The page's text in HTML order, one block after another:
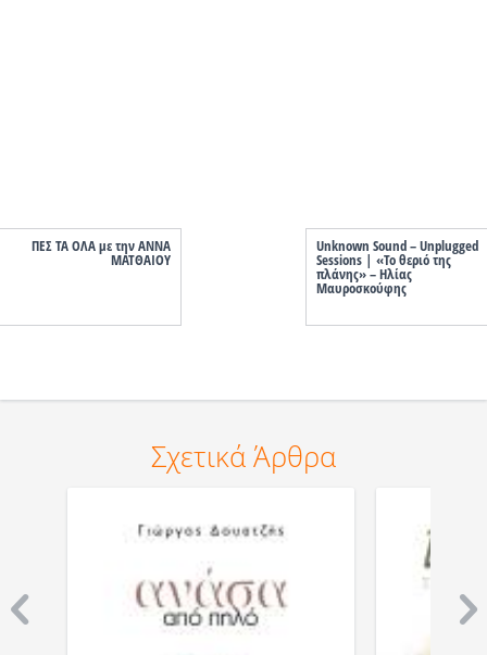
ΠΕΣ ΤΑ ΟΛΑ με την ΑΝΝΑ
ΜΑΤΘΑΙΟΥ
Unknown Sound – Unplugged
Sessions | «Το θεριό της
πλάνης» – Ηλίας
Μαυροσκούφης
Σχετικά Άρθρα